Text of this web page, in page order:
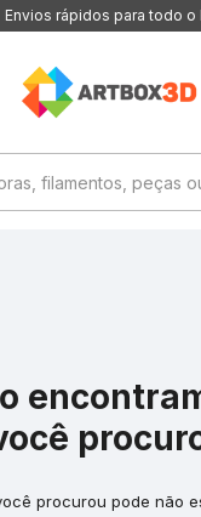
Envios rápidos para todo o
procurou pode não